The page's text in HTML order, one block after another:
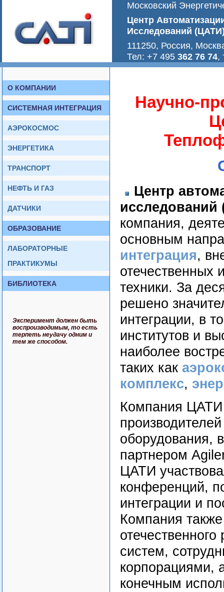
Московский
Центр
Исследований
111250, Россия,
Тел: +7 495 362 76 74,
О КОМПАНИИ
СИСТЕМНАЯ ИНТЕГРАЦИЯ
АЭРОКОСМОС
ЭНЕРГЕТИКА
ТРАНСПОРТ
НЕФТЬ И ГАЗ
ДАТЧИКИ
ОБРАЗОВАНИЕ
ЛАБОРАТОРНЫЕ
ПРАКТИКУМЫ
БИБЛИОТЕКА
Эксперимент должен быть
воспроизводимым, то есть
терпеть неудачу одним и
тем же способом.
Научно-
Центр
компания,
основным
интеграция,
отечественных
техники. За
решено
интеграции, в
институтов и
наиболее
таких как
комплекс,
Компания ЦАТИ
оборудования,
партнером
ЦАТИ
конференций,
интеграции и
Компания
систем,
корпорациями,
конечным